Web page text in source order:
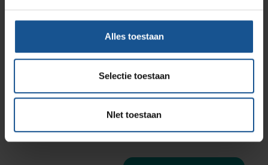
Alles toestaan
Selectie toestaan
NIet toestaan
Offerte
ontvangen? Vraag direct een offerte aan bij VE-